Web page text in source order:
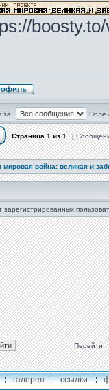
за: Поле
Страница1из1 [
мировая война: великая и
Перейти:
галерея ссылки